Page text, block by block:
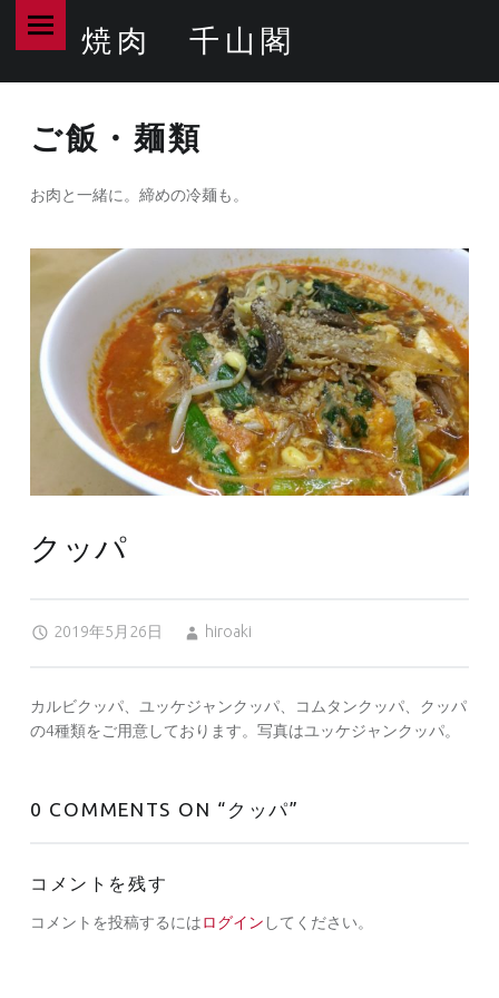
クッパ – 焼肉 千山閣
焼肉 千山閣
ご飯・麺類
お肉と一緒に。締めの冷麺も。
クッパ
2019年5月26日
hiroaki
カルビクッパ、ユッケジャンクッパ、コムタンクッパ、クッパ
の4種類をご用意しております。写真はユッケジャンクッパ。
0 COMMENTS ON “ クッパ”
コメントを残す
コメントを投稿するにはログイン してください。